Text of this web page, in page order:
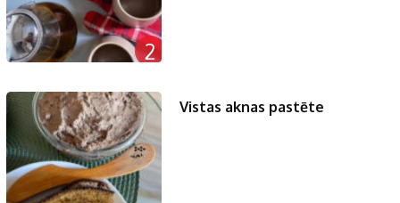
2
Vistas aknas pastēte